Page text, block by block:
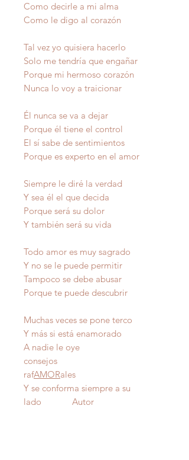
Como decirle a mi alma
Como le digo al corazón
Tal vez yo quisiera hacerlo
Solo me tendría que engañar
Porque mi hermoso corazón
Nunca lo voy a traicionar
Él nunca se va a dejar
Porque él tiene el control
El sí sabe de sentimientos
Porque es experto en el amor
Siempre le diré la verdad
Y sea él el que decida
Porque será su dolor
Y también será su vida
Todo amor es muy sagrado
Y no se le puede permitir
Tampoco se debe abusar
Porque te puede descubrir
Muchas veces se pone terco
Y más si está enamorado
A nadie le oye
consejos
rafAMORales
Y se conforma siempre a su
lado Autor